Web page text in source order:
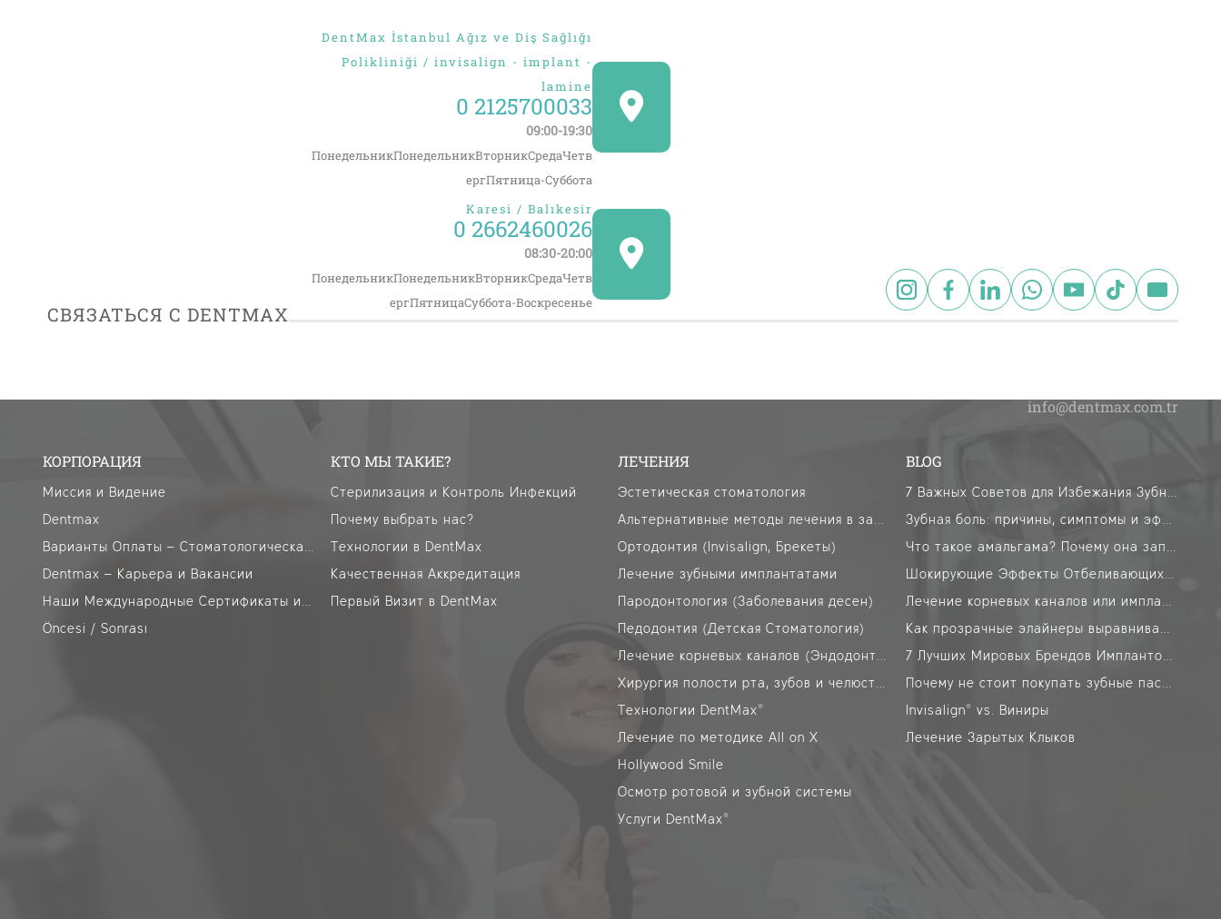
СВЯЗАТЬСЯ С DENTMAX
DentMax İstanbul Ağız ve Diş Sağlığı
Polikliniği / invisalign - implant -
lamine
0 2125700033
09:00-19:30
ПонедельникПонедельникВторникСредаЧетв
ергПятница-Суббота
Karesi / Balıkesir
0 2662460026
08:30-20:00
ПонедельникПонедельникВторникСредаЧетв
ергПятницаСуббота-Воскресенье
КОРПОРАЦИЯ
Миссия и Видение
Dentmax
Варианты Оплаты – Стоматологическая Клиника DentMax Стамбул
Dentmax – Карьера и Вакансии
Наши Международные Сертификаты и Аккредитации
Öncesi / Sonrası
КТО МЫ ТАКИЕ?
Стерилизация и Контроль Инфекций
Почему выбрать нас?
Технологии в DentMax
Качественная Аккредитация
Первый Визит в DentMax
ЛЕЧЕНИЯ
Эстетическая стоматология
Альтернативные методы лечения в зависимости от ваших опасений
Ортодонтия (Invisalign, Брекеты)
Лечение зубными имплантатами
Пародонтология (Заболевания десен)
Педодонтия (Детская Стоматология)
Лечение корневых каналов (Эндодонтия)
Хирургия полости рта, зубов и челюстей
Технологии DentMax®
Лечение по методике All on X
Hollywood Smile
Осмотр ротовой и зубной системы
Услуги DentMax®
BLOG
7 Важных Советов для Избежания Зубной Боли в Рамадан
Зубная боль: причины, симптомы и эффективное лечение
Что такое амальгама? Почему она запрещена?
Шокирующие Эффекты Отбеливающих Зубных Паст на Эмаль!
Лечение корневых каналов или имплантаты: что лучше для вас?
Как прозрачные элайнеры выравнивают зубы?
7 Лучших Мировых Брендов Имплантов и Стоимость: Обновлённый Рейтинг
Почему не стоит покупать зубные пасты без фтора
Invisalign® vs. Виниры
Лечение Зарытых Клыков